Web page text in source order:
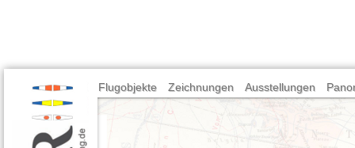
Flugobjekte Zeichnungen Ausstellungen